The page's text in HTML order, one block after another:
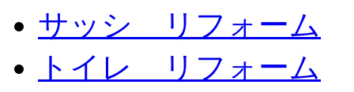
サッシ リフォーム
トイレ リフォーム